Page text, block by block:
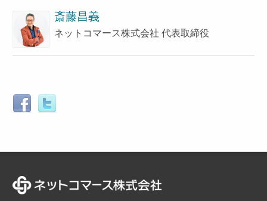
斎藤昌義
ネットコマース株式会社 代表取締役